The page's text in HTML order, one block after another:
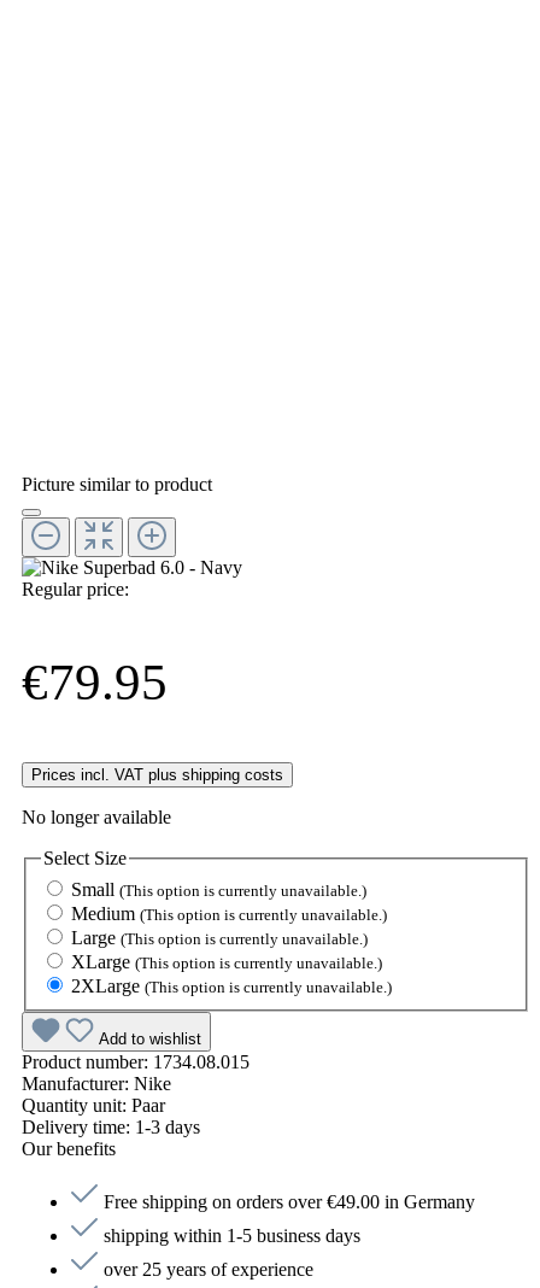
Picture similar to product
Regular price:
€79.95
Prices incl. VAT plus shipping costs
No longer available
Select Size
Small (This option is currently unavailable.)
Medium (This option is currently unavailable.)
Large (This option is currently unavailable.)
XLarge (This option is currently unavailable.)
2XLarge (This option is currently unavailable.)
Add to wishlist
Product number: 1734.08.015
Manufacturer: Nike
Quantity unit: Paar
Delivery time: 1-3 days
Our benefits
Free shipping on orders over €49.00 in Germany
shipping within 1-5 business days
over 25 years of experience